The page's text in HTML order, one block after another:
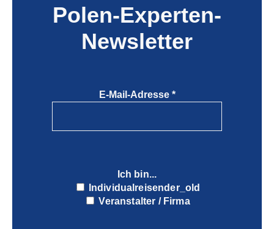
Polen-Experten-
Newsletter
E-Mail-Adresse *
Ich bin...
Individualreisender_old
Veranstalter / Firma